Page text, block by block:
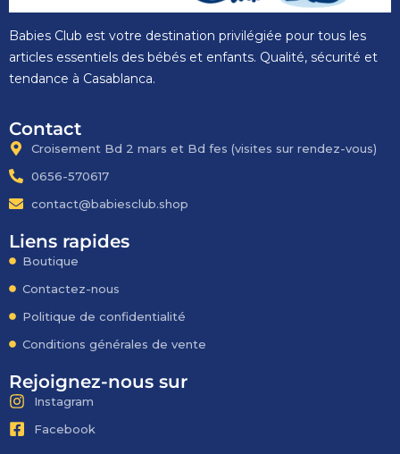
Babies Club est votre destination privilégiée pour tous les
articles essentiels des bébés et enfants. Qualité, sécurité et
tendance à Casablanca.
Contact
Croisement Bd 2 mars et Bd fes​ (visites sur rendez-vous)
0656-570617
contact@babiesclub.shop
Liens rapides
Boutique
Contactez-nous
Politique de confidentialité
Conditions générales de vente
Rejoignez-nous sur
Instagram
Facebook